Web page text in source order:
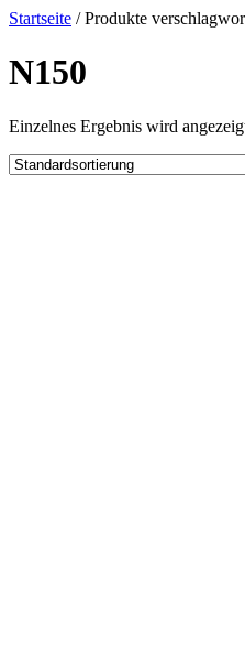
Startseite / Produkte
N150
Einzelnes Ergebnis wird